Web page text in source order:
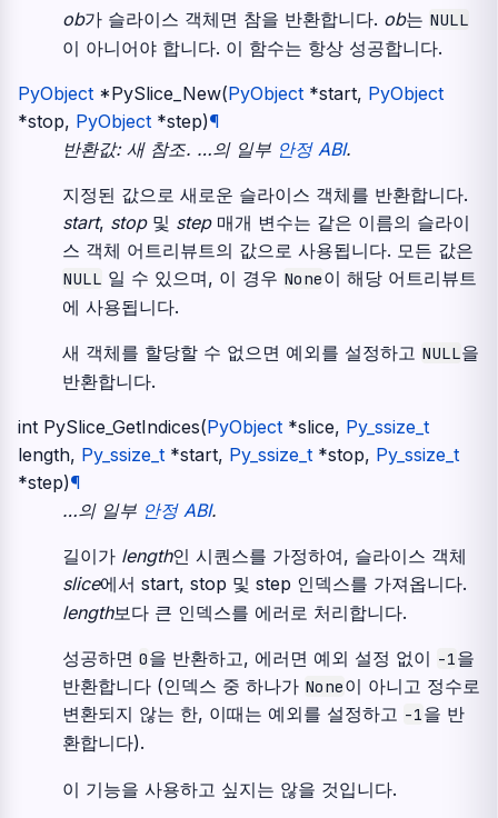
ob가 슬라이스 객체면 참을 반환합니다. ob는 NULL
이 아니어야 합니다. 이 함수는 항상 성공합니다.
PyObject *PySlice_New(PyObject *start, PyObject
*stop, PyObject *step)¶
반환값: 새 참조. …의 일부 안정 ABI.
지정된 값으로 새로운 슬라이스 객체를 반환합니다.
start, stop및 step매개 변수는 같은 이름의 슬라이
스 객체 어트리뷰트의 값으로 사용됩니다. 모든 값은
NULL 일 수 있으며, 이 경우 None이 해당 어트리뷰트
에 사용됩니다.
새 객체를 할당할 수 없으면 예외를 설정하고 NULL을
반환합니다.
int PySlice_GetIndices(PyObject *slice, Py_ssize_t
length, Py_ssize_t *start, Py_ssize_t *stop, Py_ssize_t
*step)¶
…의 일부 안정 ABI.
길이가 length인 시퀀스를 가정하여, 슬라이스 객체
slice에서 start, stop 및 step 인덱스를 가져옵니다.
length보다 큰 인덱스를 에러로 처리합니다.
성공하면 0을 반환하고, 에러면 예외 설정 없이 -1을
반환합니다 (인덱스 중 하나가 None이 아니고 정수로
변환되지 않는 한, 이때는 예외를 설정하고 -1을 반
환합니다).
이 기능을 사용하고 싶지는 않을 것입니다.